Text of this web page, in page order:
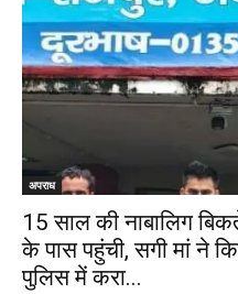
अपराध
15 साल की नाबालिग
के पास पहुंची, सगी मां ने
पुलिस में करा...